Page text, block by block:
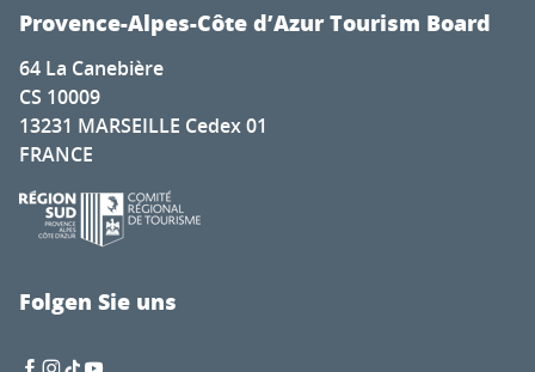
Provence-Alpes-Côte d’Azur Tourism Board
64 La Canebière
CS 10009
13231 MARSEILLE Cedex 01
FRANCE
Folgen Sie uns